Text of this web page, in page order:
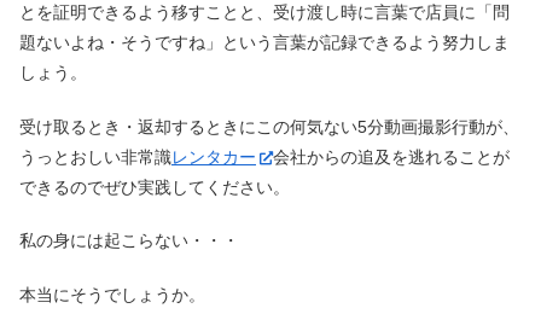
とを証明できるよう移すことと、受け渡し時に言葉で店員に「問
題ないよね・そうですね」という言葉が記録できるよう努力しま
しょう。
受け取るとき・返却するときにこの何気ない5分動画撮影行動が、
うっとおしい非常識レンタカー
会社からの追及を逃れることが
できるのでぜひ実践してください。
私の身には起こらない・・・
本当にそうでしょうか。